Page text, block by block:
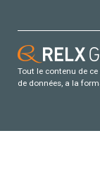
Tout le contenu de
de données, a la